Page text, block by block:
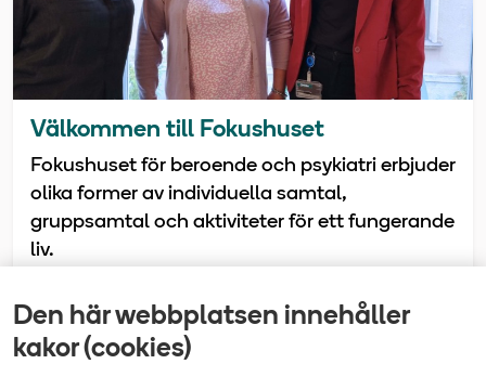
Den här webbplatsen innehåller
kakor (cookies)
Välkommen till Fokushuset
Fokushuset för beroende och psykiatri erbjuder
olika former av individuella samtal,
gruppsamtal och aktiviteter för ett fungerande
liv.
Senast uppdaterad